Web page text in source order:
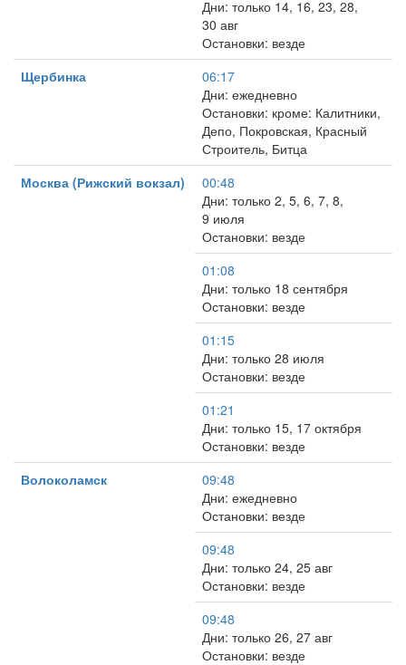
Дни: только 14, 16, 23, 28,
30 авг
Остановки: везде
Щербинка
06:17
Дни: ежедневно
Остановки: кроме: Калитники,
Депо, Покровская, Красный
Строитель, Битца
Москва (Рижский вокзал)
00:48
Дни: только 2, 5, 6, 7, 8,
9 июля
Остановки: везде
01:08
Дни: только 18 сентября
Остановки: везде
01:15
Дни: только 28 июля
Остановки: везде
01:21
Дни: только 15, 17 октября
Остановки: везде
Волоколамск
09:48
Дни: ежедневно
Остановки: везде
09:48
Дни: только 24, 25 авг
Остановки: везде
09:48
Дни: только 26, 27 авг
Остановки: везде